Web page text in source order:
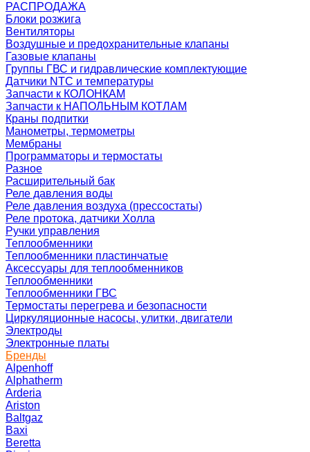
РАСПРОДАЖА
Блоки розжига
Вентиляторы
Воздушные и предохранительные клапаны
Газовые клапаны
Группы ГВС и гидравлические комплектующие
Датчики NTC и температуры
Запчасти к КОЛОНКАМ
Запчасти к НАПОЛЬНЫМ КОТЛАМ
Краны подпитки
Манометры, термометры
Мембраны
Программаторы и термостаты
Разное
Расширительный бак
Реле давления воды
Реле давления воздуха (прессостаты)
Реле протока, датчики Холла
Ручки управления
Теплообменники
Теплообменники пластинчатые
Аксессуары для теплообменников
Теплообменники
Теплообменники ГВС
Термостаты перегрева и безопасности
Циркуляционные насосы, улитки, двигатели
Электроды
Электронные платы
Бренды
Alpenhoff
Alphatherm
Arderia
Ariston
Baltgaz
Baxi
Beretta